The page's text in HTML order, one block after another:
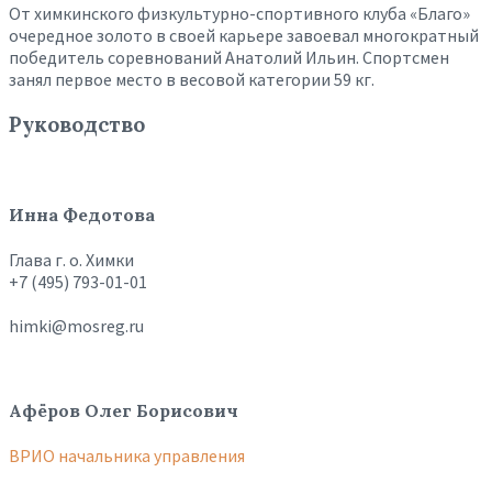
От химкинского физкультурно-спортивного клуба «Благо»
очередное золото в своей карьере завоевал многократный
победитель соревнований Анатолий Ильин. Спортсмен
занял первое место в весовой категории 59 кг.
Руководство
Инна Федотова
Глава г. о. Химки
+7 (495) 793-01-01
himki@mosreg.ru
Афёров Олег Борисович
ВРИО начальника управления